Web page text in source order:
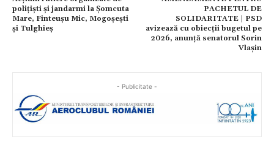
polițiști și jandarmi la Șomcuta
Mare, Finteușu Mic, Mogoșești
și Tulghieș
PACHETUL DE
SOLIDARITATE | PSD
avizează cu obiecții bugetul pe
2026, anunță senatorul Sorin
Vlașin
- Publicitate -